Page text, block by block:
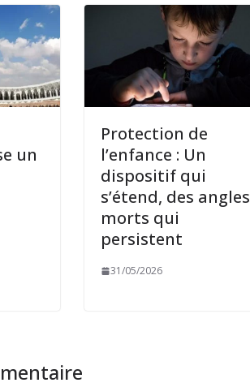
un
Protection de
l’enfance : Un
dispositif qui
s’étend, des angles
morts qui
persistent
31/05/2026